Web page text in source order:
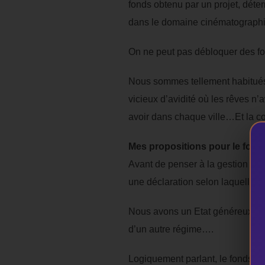
fonds obtenu par un projet,
dans le domaine
On ne peut pas débloquer des
Nous sommes tellement
vicieux d’avidité où les rêves
avoir dans chaque ville…Et la
Mes propositions pour le
Avant de penser à la gestion
une déclaration selon laquelle
Nous avons un Etat généreux,
d’un autre régime….
Logiquement parlant, le fonds